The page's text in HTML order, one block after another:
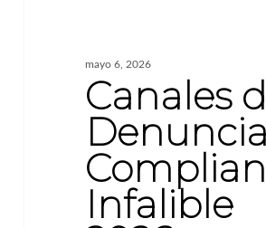
mayo 6, 2026
Canales
Infalible